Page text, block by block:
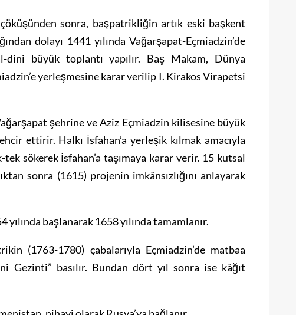
sonra, başpatrikliğin artık eski başkent
dolayı 1441 yılında Vağarşapat-Eçmiadzin’de
dini büyük toplantı yapılır. Baş Makam, Dünya
yerleşmesine karar verilip I. Kirakos Virapetsi
şehrine ve Aziz Eçmiadzin kilisesine büyük
ettirir. Halkı İsfahan’a yerleşik kılmak amacıyla
sökerek İsfahan’a taşımaya karar verir. 15 kutsal
sonra (1615) projenin imkânsızlığını anlayarak
yılında başlanarak 1658 yılında tamamlanır.
(1763-1780) çabalarıyla Eçmiadzin’de matbaa
Gezinti” basılır. Bundan dört yıl sonra ise kâğıt